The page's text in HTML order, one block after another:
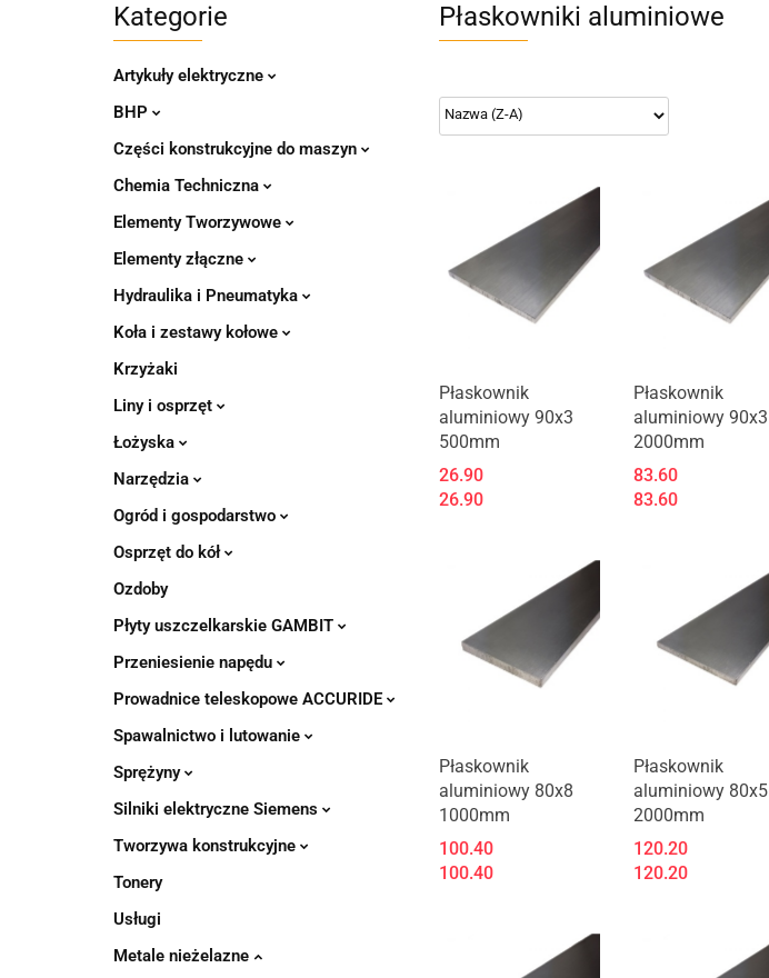
Kategorie
Artykuły elektryczne
BHP
Części konstrukcyjne do maszyn
Chemia Techniczna
Elementy Tworzywowe
Elementy złączne
Hydraulika i Pneumatyka
Koła i zestawy kołowe
Krzyżaki
Liny i osprzęt
Łożyska
Narzędzia
Ogród i gospodarstwo
Osprzęt do kół
Ozdoby
Płyty uszczelkarskie GAMBIT
Przeniesienie napędu
Prowadnice teleskopowe ACCURIDE
Spawalnictwo i lutowanie
Sprężyny
Silniki elektryczne Siemens
Tworzywa konstrukcyjne
Tonery
Usługi
Metale nieżelazne
Płaskowniki aluminiowe
Produkt niedostępny
Płaskownik
aluminiowy 90x3
500mm
26.90
26.90
Płaskownik
aluminiowy 90x3
2000mm
83.60
83.60
Płaskownik
aluminiowy 80x8
1000mm
100.40
100.40
Płaskownik
aluminiowy 80x5
2000mm
120.20
120.20